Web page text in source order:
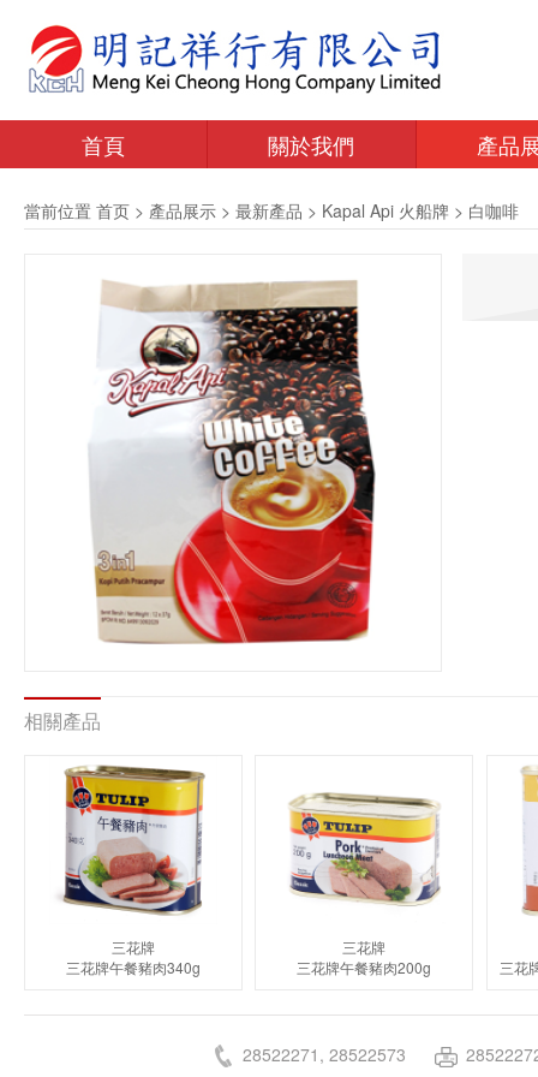
首頁 關於我們 產品
當前位置 首页 > 產品展示 > 最新產品 > Kapal Api 火船牌 > 白咖啡
相關產品
三花牌
三花牌午餐豬肉340g
三花牌
三花牌午餐豬肉200g
28522271, 28522573